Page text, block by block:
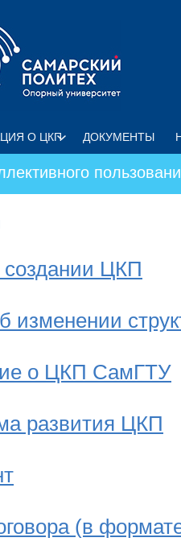
О ЦКП ДОКУМЕНТЫ
создании ЦКП
изменении
о ЦКП СамГТУ
развития ЦКП
(в